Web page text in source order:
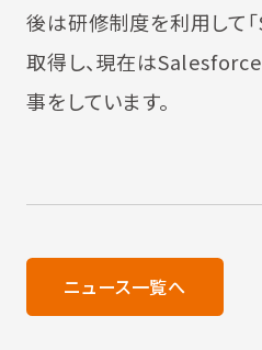
後は研修制度を利用して
取得し、現在は
事をしています。
ニュース一覧へ